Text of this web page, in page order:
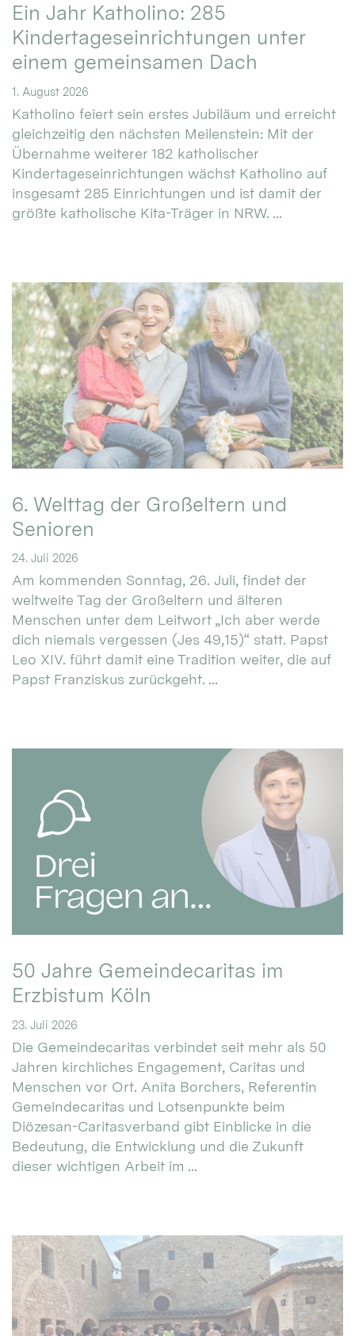
Ein Jahr Katholino: 285
Kindertageseinrichtungen unter
einem gemeinsamen Dach
1. August 2026
Katholino feiert sein erstes Jubiläum und erreicht
gleichzeitig den nächsten Meilenstein: Mit der
Übernahme weiterer 182 katholischer
Kindertageseinrichtungen wächst Katholino auf
insgesamt 285 Einrichtungen und ist damit der
größte katholische Kita-Träger in NRW. ...
6. Welttag der Großeltern und
Senioren
24. Juli 2026
Am kommenden Sonntag, 26. Juli, findet der
weltweite Tag der Großeltern und älteren
Menschen unter dem Leitwort „Ich aber werde
dich niemals vergessen (Jes 49,15)“ statt. Papst
Leo XIV. führt damit eine Tradition weiter, die auf
Papst Franziskus zurückgeht. ...
50 Jahre Gemeindecaritas im
Erzbistum Köln
23. Juli 2026
Die Gemeindecaritas verbindet seit mehr als 50
Jahren kirchliches Engagement, Caritas und
Menschen vor Ort. Anita Borchers, Referentin
Gemeindecaritas und Lotsenpunkte beim
Diözesan-Caritasverband gibt Einblicke in die
Bedeutung, die Entwicklung und die Zukunft
dieser wichtigen Arbeit im ...